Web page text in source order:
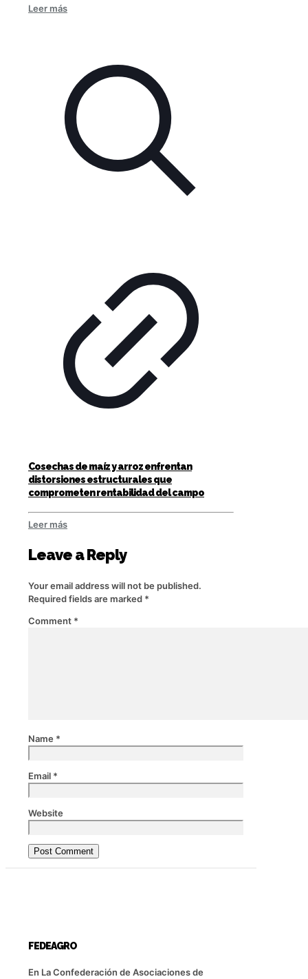
Leer más
Cosechas de maíz y arroz enfrentan
distorsiones estructurales que
comprometen rentabilidad del campo
Leer más
Leave a Reply
Your email address will not be published.
Required fields are marked *
Comment *
Name *
Email *
Website
FEDEAGRO
En La Confederación de Asociaciones de